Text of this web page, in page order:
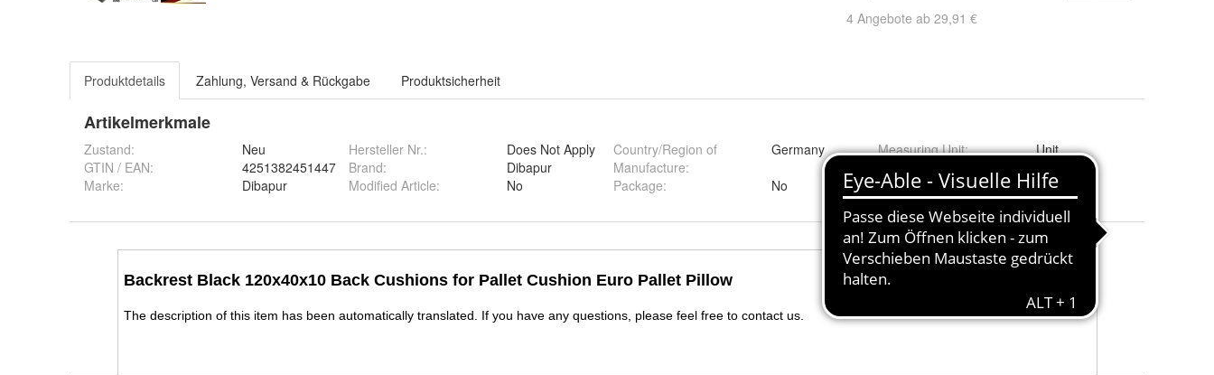
4 Angebote ab 29,91 €
Produktdetails Zahlung, Versand & Rückgabe Produktsicherheit
Artikelmerkmale
Zustand:
Neu
GTIN / EAN:
4251382451447
Marke:
Dibapur
Hersteller Nr.:
Does Not Apply
Brand:
Dibapur
Modified Article: No
Country/Region of
Manufacture:
Germany
Package: No
Measuring Unit:
Unit